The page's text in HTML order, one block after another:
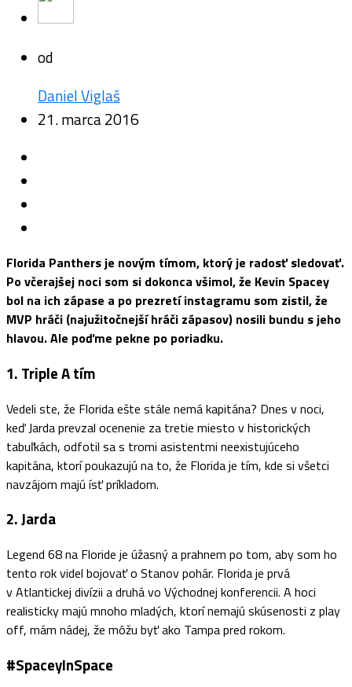
od
Daniel Viglaš
21. marca 2016
Florida Panthers je novým tímom, ktorý je radosť sledovať.
Po včerajšej noci som si dokonca všimol, že Kevin Spacey
bol na ich zápase a po prezretí instagramu som zistil, že
MVP hráči (najužitočnejší hráči zápasov) nosili bundu s jeho
hlavou. Ale poďme pekne po poriadku.
1. Triple A tím
Vedeli ste, že Florida ešte stále nemá kapitána? Dnes v noci,
keď Jarda prevzal ocenenie za tretie miesto v historických
tabuľkách, odfotil sa s tromi asistentmi neexistujúceho
kapitána, ktorí poukazujú na to, že Florida je tím, kde si všetci
navzájom majú ísť príkladom.
2. Jarda
Legend 68 na Floride je úžasný a prahnem po tom, aby som ho
tento rok videl bojovať o Stanov pohár. Florida je prvá
v Atlantickej divízii a druhá vo Východnej konferencii. A hoci
realisticky majú mnoho mladých, ktorí nemajú skúsenosti z play
off, mám nádej, že môžu byť ako Tampa pred rokom.
#SpaceyInSpace